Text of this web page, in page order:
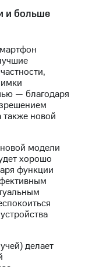
и больше
— благодаря
новой
модели
хорошо
функции
делает